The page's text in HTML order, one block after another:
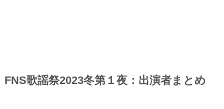
FNS歌謡祭2023冬第１夜：出演者まとめ